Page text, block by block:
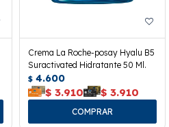
Crema La Roche-posay Hyalu B5
Suractivated Hidratante 50 Ml.
$ 4.600
$ 3.910 $ 3.910